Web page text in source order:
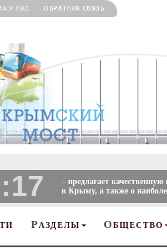
У НАС ОБРАТНАЯ СВЯЗЬ
– предлагает
в Крыму, а также о
Р АЗДЕЛЫ О БЩЕСТВО